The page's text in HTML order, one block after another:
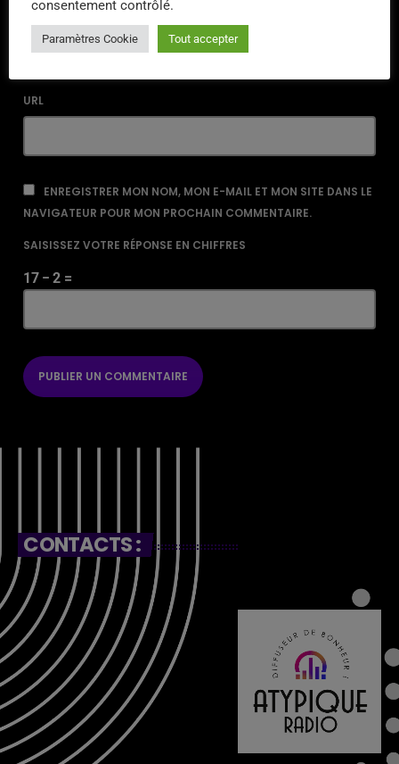
URL
ENREGISTRER MON NOM, MON E-MAIL ET MON SITE DANS LE
NAVIGATEUR POUR MON PROCHAIN COMMENTAIRE.
SAISISSEZ VOTRE RÉPONSE EN CHIFFRES
17 − 2 =
CONTACTS :
consentement contrôlé.
Paramètres Cookie Tout accepter